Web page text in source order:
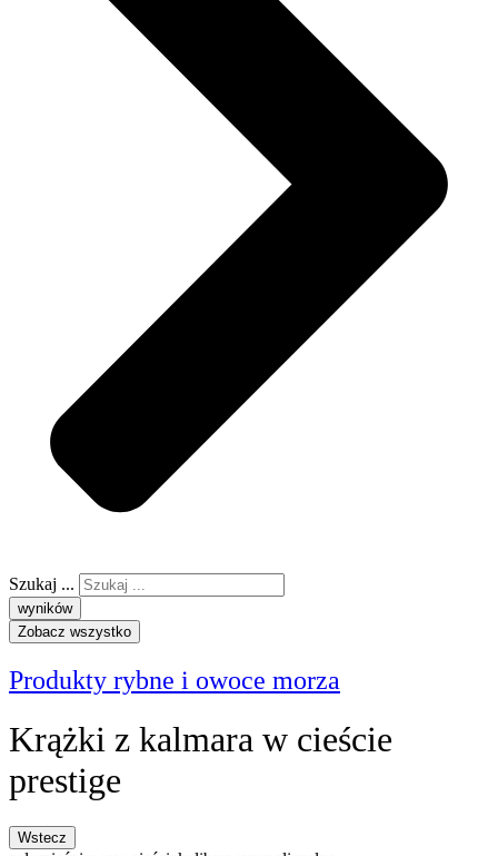
Szukaj ...
wyników
Zobacz wszystko
Produkty rybne i owoce morza
Krążki z kalmara w cieście
prestige
Wstecz